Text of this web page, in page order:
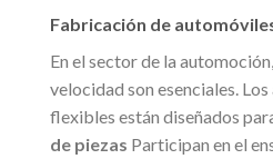
Fabricación de
En el sector de la
velocidad son esenciales.
flexibles están diseñados para
de piezas Participan en el